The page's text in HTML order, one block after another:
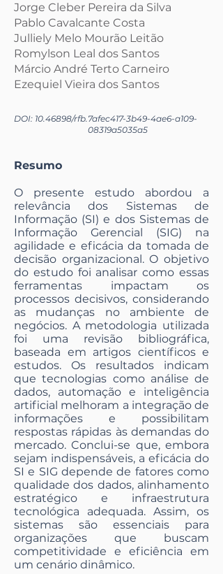
Jorge Cleber Pereira da Silva
Pablo Cavalcante Costa
Julliely Melo Mourão Leitão
Romylson Leal dos Santos
Márcio André Terto Carneiro
Ezequiel Vieira dos Santos
DOI: 10.46898/rfb.7afec417-3b49-4ae6-a109-
08319a5035a5
Resumo
O presente estudo abordou a
relevância dos Sistemas de
Informação (SI) e dos Sistemas de
Informação Gerencial (SIG) na
agilidade e eficácia da tomada de
decisão organizacional. O objetivo
do estudo foi analisar como essas
ferramentas impactam os
processos decisivos, considerando
as mudanças no ambiente de
negócios. A metodologia utilizada
foi uma revisão bibliográfica,
baseada em artigos científicos e
estudos. Os resultados indicam
que tecnologias como análise de
dados, automação e inteligência
artificial melhoram a integração de
informações e possibilitam
respostas rápidas às demandas do
mercado. Conclui-se que, embora
sejam indispensáveis, a eficácia do
SI e SIG depende de fatores como
qualidade dos dados, alinhamento
estratégico e infraestrutura
tecnológica adequada. Assim, os
sistemas são essenciais para
organizações que buscam
competitividade e eficiência em
um cenário dinâmico.